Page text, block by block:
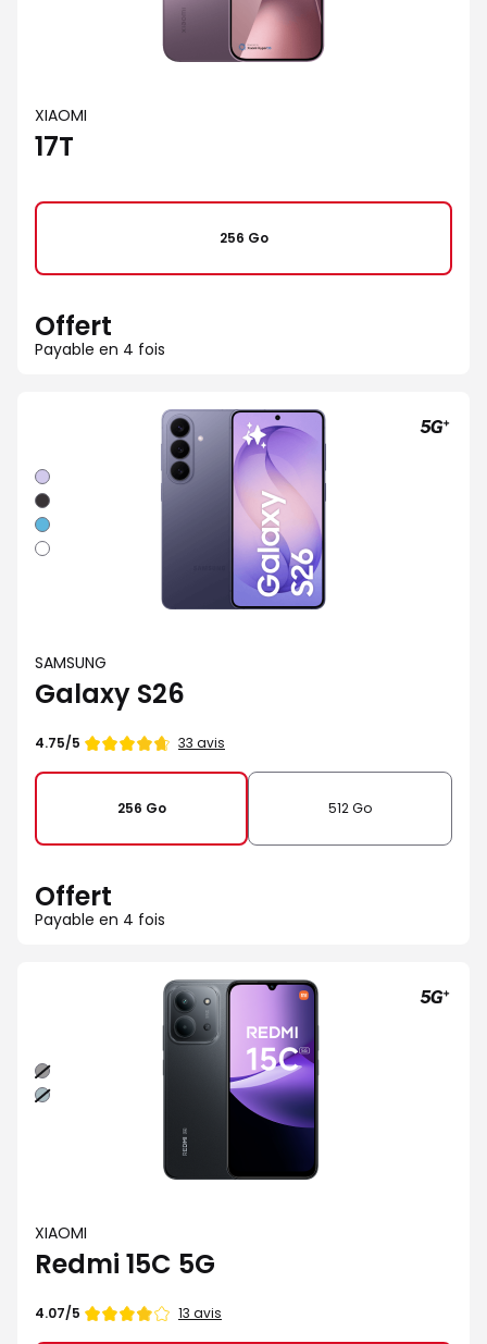
XIAOMI
17T
256 Go
Offert
Payable en 4 fois
Violet
Noir
Bleu
Blanc
SAMSUNG
Galaxy S26
Note
4.75/5 33 avis
256 Go 512 Go
Offert
Payable en 4 fois
Noir
Vert
XIAOMI
Redmi 15C 5G
Note
4.07/5 13 avis